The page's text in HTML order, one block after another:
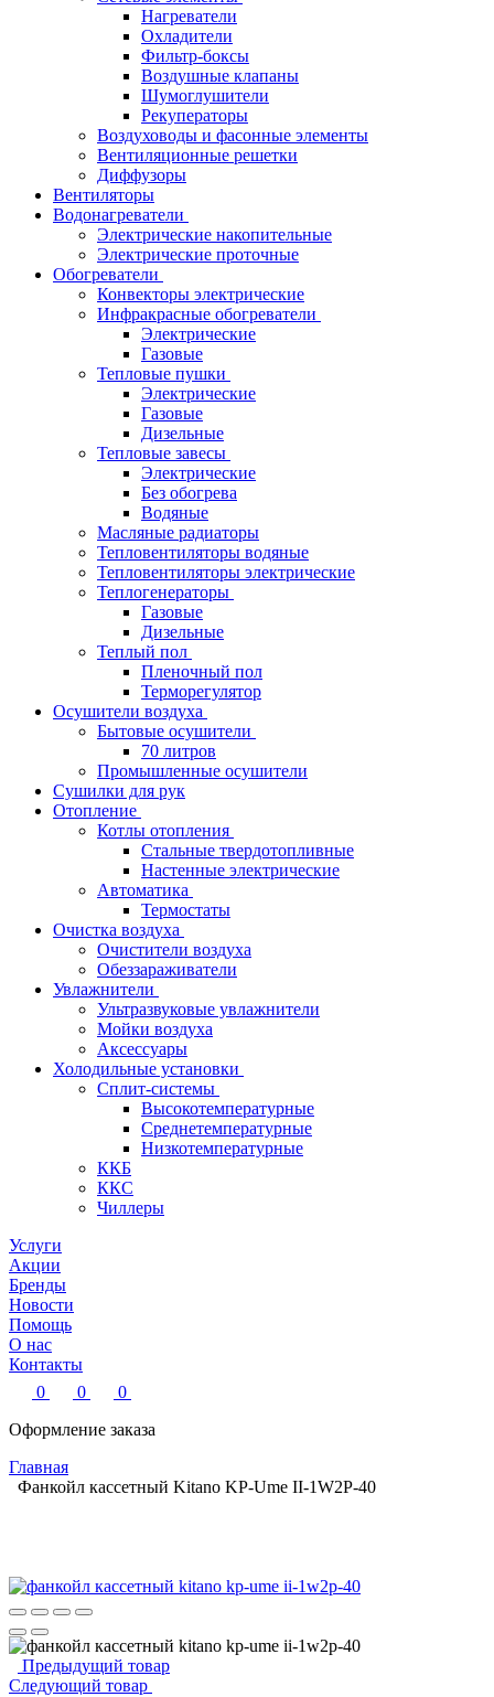
Нагреватели
Охладители
Фильтр-боксы
Воздушные клапаны
Шумоглушители
Рекуператоры
Воздуховоды и фасонные элементы
Вентиляционные решетки
Диффузоры
Вентиляторы
Водонагреватели
Электрические накопительные
Электрические проточные
Обогреватели
Конвекторы электрические
Инфракрасные обогреватели
Электрические
Газовые
Тепловые пушки
Электрические
Газовые
Дизельные
Тепловые завесы
Электрические
Без обогрева
Водяные
Масляные радиаторы
Тепловентиляторы водяные
Тепловентиляторы электрические
Теплогенераторы
Газовые
Дизельные
Теплый пол
Пленочный пол
Терморегулятор
Осушители воздуха
Бытовые осушители
70 литров
Промышленные осушители
Сушилки для рук
Отопление
Котлы отопления
Стальные твердотопливные
Настенные электрические
Автоматика
Термостаты
Очистка воздуха
Очистители воздуха
Обеззараживатели
Увлажнители
Ультразвуковые увлажнители
Мойки воздуха
Аксессуары
Холодильные установки
Сплит-системы
Высокотемпературные
Среднетемпературные
Низкотемпературные
ККБ
ККС
Чиллеры
Услуги
Акции
Бренды
Новости
Помощь
О нас
Контакты
0
0
0
Оформление заказа
Главная
Фанкойл кассетный Kitano KP-Ume II-1W2P-40
Предыдущий товар
Следующий товар